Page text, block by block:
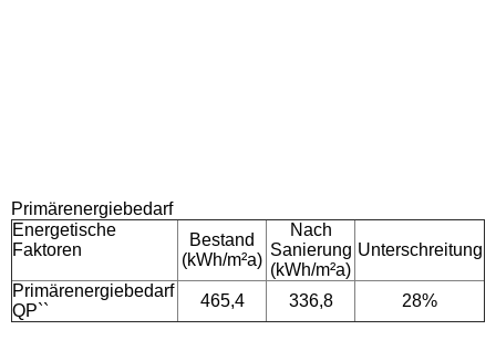
Primärenergiebedarf
Energetische
Faktoren
Bestand
(kWh/m²a)
Nach
Sanierung
(kWh/m²a)
Unterschreitung
Primärenergiebedarf
QP``
465,4 336,8 28%